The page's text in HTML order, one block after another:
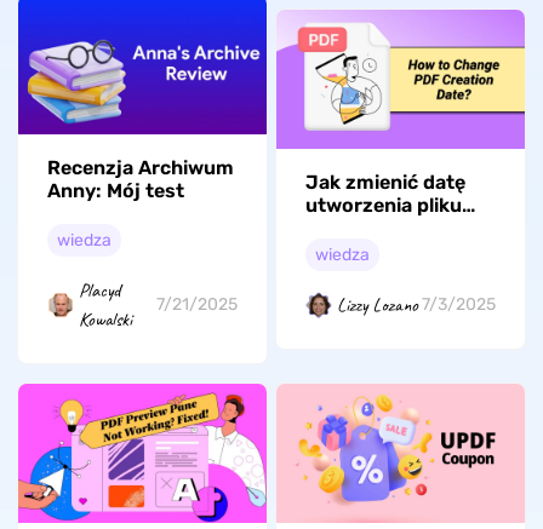
Recenzja Archiwum
Anny: Mój test
wiedza
Placyd
Kowalski
7/21/2025
Jak zmienić datę
utworzenia pliku
kroku)
wiedza
Lizzy Lozano7/3/2025